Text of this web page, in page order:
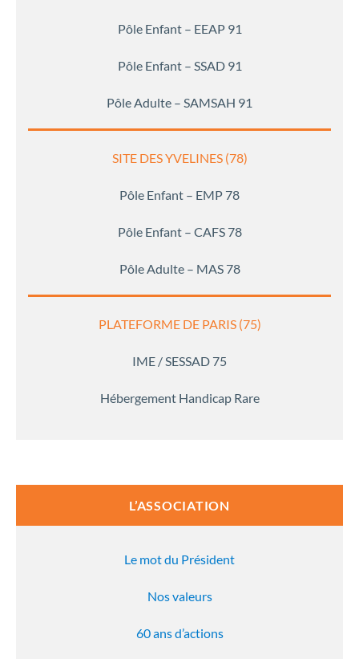
Pôle Enfant – EEAP 91
Pôle Enfant – SSAD 91
Pôle Adulte – SAMSAH 91
SITE DES YVELINES (78)
Pôle Enfant – EMP 78
Pôle Enfant – CAFS 78
Pôle Adulte – MAS 78
PLATEFORME DE PARIS (75)
IME / SESSAD 75
Hébergement Handicap Rare
L’ASSOCIATION
Le mot du Président
Nos valeurs
60 ans d’actions